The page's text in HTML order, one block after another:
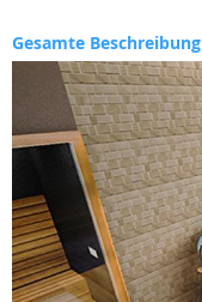
Gesamte Beschreibung
Bildgalerie
springen